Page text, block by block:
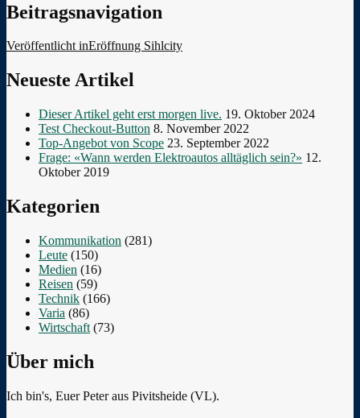
Beitragsnavigation
Veröffentlicht inEröffnung Sihlcity
Neueste Artikel
Dieser Artikel geht erst morgen live. 19. Oktober 2024
Test Checkout-Button 8. November 2022
Top-Angebot von Scope 23. September 2022
Frage: «Wann werden Elektroautos alltäglich sein?» 12.
Oktober 2019
Kategorien
Kommunikation (281)
Leute (150)
Medien (16)
Reisen (59)
Technik (166)
Varia (86)
Wirtschaft (73)
Über mich
Ich bin's, Euer Peter aus Pivitsheide (VL).